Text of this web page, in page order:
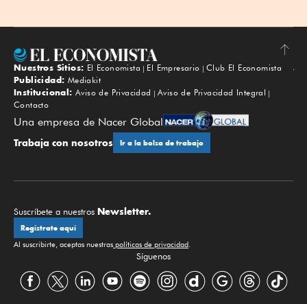
Subir
Nuestros Sitios: El Economista El Empresario
Club El Economista
Publicidad: Mediakit
Institucional: Aviso de Privacidad
Aviso de Privacidad Integral
Contacto
Una empresa de Nacer Global
Trabaja con nosotros Ir a la bolsa de trabajo
Suscríbete a nuestros Newsletter.
Regístrate aquí
Al suscribirte, aceptas nuestras políticas de privacidad.
Síguenos